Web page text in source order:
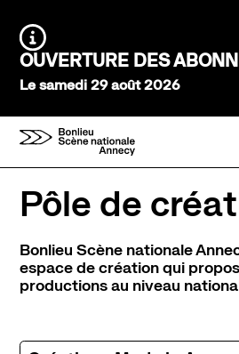
Information :
OUVERTURE DES
Le samedi 29 août 2026
Pôle de
Bonlieu Scène nationale
espace de création qui
productions au niveau
Agenda Saison 26→27
Au tour des enfants
Stayin'alive
Saisons précédentes
Ateliers de pratique
Visites
À l’écoute